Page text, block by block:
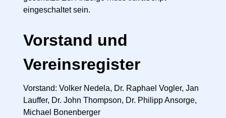
eingeschaltet sein.
Vorstand und
Vereinsregister
Vorstand: Volker Nedela, Dr. Raphael Vogler, Jan
Lauffer, Dr. John Thompson, Dr. Philipp Ansorge,
Michael Bonenberger